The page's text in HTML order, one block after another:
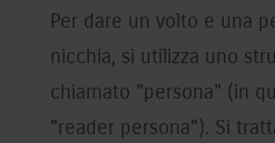
Per dare un volto e una
nicchia, si utilizza uno
chiamato "persona" (in
"reader persona"). Si